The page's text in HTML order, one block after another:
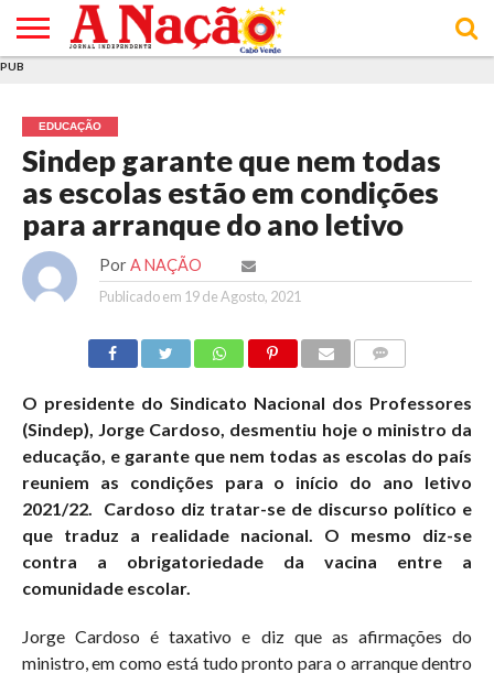
E DE
COOKIES
DE
UTILIZAÇÃO
PUB
EDUCAÇÃO
Sindep garante que nem todas
as escolas estão em condições
para arranque do ano letivo
Por A NAÇÃO
Publicado em 19 de Agosto, 2021
O presidente do Sindicato Nacional dos Professores
(Sindep), Jorge Cardoso, desmentiu hoje o ministro da
educação, e garante que nem todas as escolas do país
reuniem as condições para o início do ano letivo
2021/22. Cardoso diz tratar-se de discurso político e
que traduz a realidade nacional. O mesmo diz-se
contra a obrigatoriedade da vacina entre a
comunidade escolar.
Jorge Cardoso é taxativo e diz que as afirmações do
ministro, em como está tudo pronto para o arranque dentro